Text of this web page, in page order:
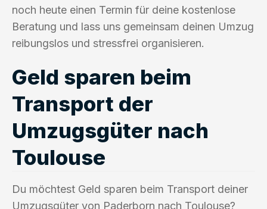
noch heute einen Termin für deine kostenlose
Beratung und lass uns gemeinsam deinen Umzug
reibungslos und stressfrei organisieren.
Geld sparen beim
Transport der
Umzugsgüter nach
Toulouse
Du möchtest Geld sparen beim Transport deiner
Umzugsgüter von Paderborn nach Toulouse?